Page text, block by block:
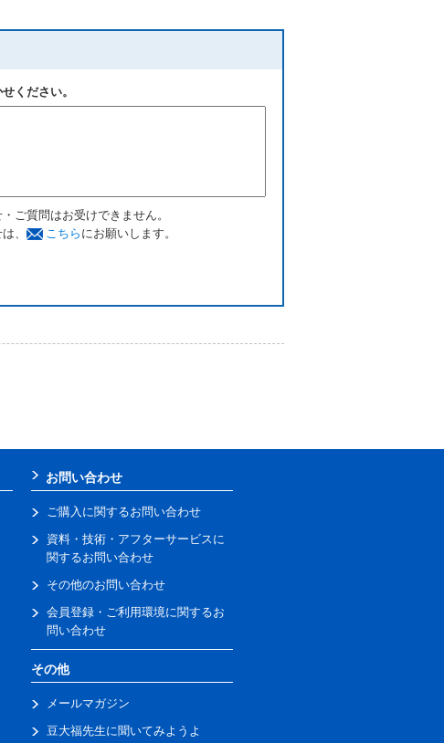
ください。
ご質問はお受けできません。
、
こちら にお願いします。
お問い合わせ
ご購入に関するお問い合わせ
資料・技術・アフターサービスに
関するお問い合わせ
その他のお問い合わせ
会員登録・ご利用環境に関するお
問い合わせ
その他
メールマガジン
豆大福先生に聞いてみようよ